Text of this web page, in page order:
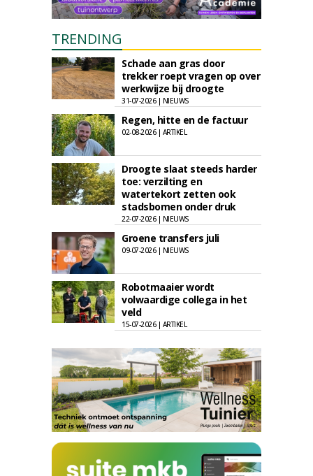
TRENDING
Schade aan gras door
trekker roept vragen op over
werkwijze bij droogte
31-07-2026 | NIEUWS
Regen, hitte en de factuur
02-08-2026 | ARTIKEL
Droogte slaat steeds harder
toe: verzilting en
watertekort zetten ook
stadsbomen onder druk
22-07-2026 | NIEUWS
Groene transfers juli
09-07-2026 | NIEUWS
Robotmaaier wordt
volwaardige collega in het
veld
15-07-2026 | ARTIKEL